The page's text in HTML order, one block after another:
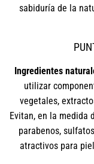
sabiduría de la
Ingredientes
utilizar
vegetales,
Evitan, en la medida
parabenos,
atractivos para